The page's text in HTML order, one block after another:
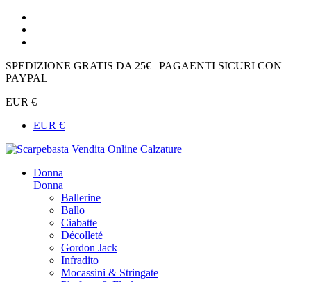
SPEDIZIONE GRATIS DA 25€ | PAGAENTI SICURI CON
PAYPAL
EUR €
EUR €
Donna
Donna
Ballerine
Ballo
Ciabatte
Décolleté
Gordon Jack
Infradito
Mocassini & Stringate